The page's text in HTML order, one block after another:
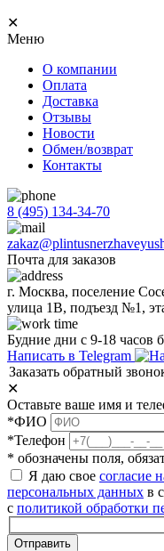
✕
Меню
О компании
Оплата
Доставка
Отзывы
Новости
Обмен/возврат
Контакты
8 (495) 134-34-70
Почта для заказов
г. Москва, поселение
улица 1В, подъезд №1,
Будние дни с 9-18 часов
Написать в Telegram
Заказать обратный
✕
Оставьте ваше имя и
*ФИО
*Телефон
* обозначены поля,
Я даю свое согласие
персональных данных в
с политикой обработки
Отправить